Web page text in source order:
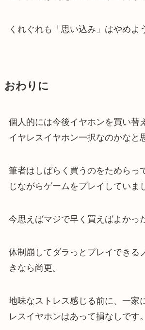
くれぐれも「思い込み」はやめよ
おわりに
個人的には今後イヤホンを買い替
イヤレスイヤホン一択なのかなと
筆者はしばらく買うのをためらっ
じながらゲームをプレイしていま
今思えばマジで早く買えばよかっ
体制崩してダラっとプレイできる
きなら尚更。
地味なストレス感じる前に、一家
レスイヤホンはあって損なしです。